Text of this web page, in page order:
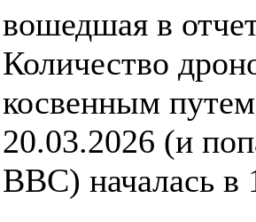
вошедшая в
Количество
косвенным
20.03.2026 (и
ВВС) началась в